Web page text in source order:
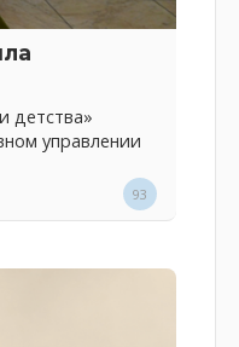
детства»
управлении
93